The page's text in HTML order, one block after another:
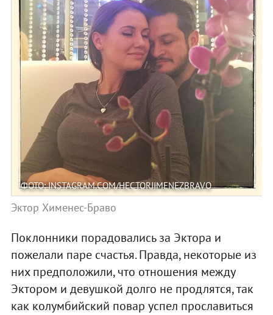
ФОТО: INSTAGRAM.COM/HECTORJIMENEZBRAVO
Эктор Хименес-Браво
Поклонники порадовались за Эктора и
пожелали паре счастья. Правда, некоторые из
них предположили, что отношения между
Эктором и девушкой долго не продлятся, так
как колумбийский повар успел прославиться